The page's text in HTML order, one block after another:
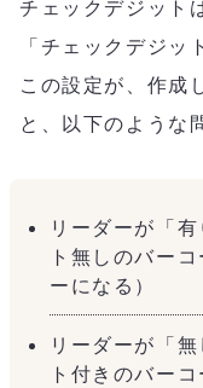
チェックデジット
「チェックデジッ
この設定が、作成
と、以下のような
リーダーが「
ト無しのバー
ーになる）
リーダーが「
ト付きのバー